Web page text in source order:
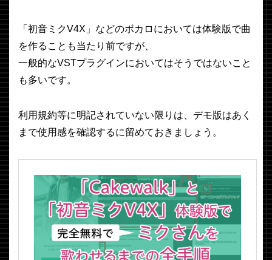
「初音ミクV4X」などのボカロにおいては体験版で曲
を作ることも当たり前ですが、
一般的なVSTプラグインにおいてはそうではないこと
も多いです。
利用規約等に明記されていない限りは、デモ版はあく
まで使用感を確認するに留めておきましょう。